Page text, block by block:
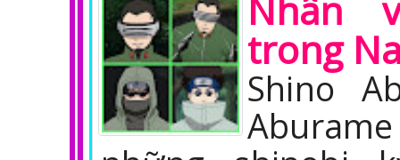
Nhân
trong
Shino